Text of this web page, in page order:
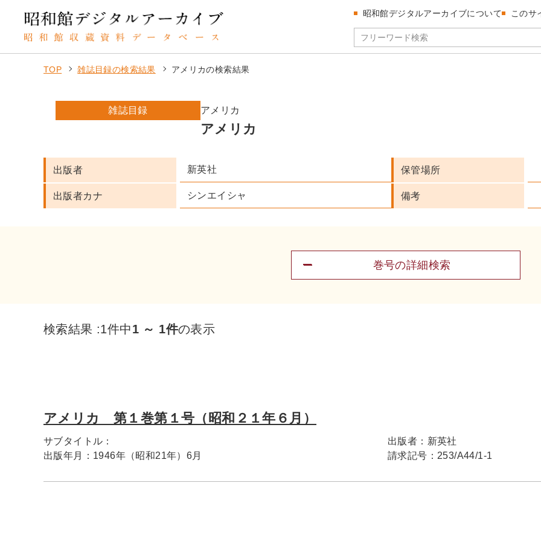
昭和館デジタルアーカイブについて このサ
TOP 雑誌目録の検索結果 アメリカの検索結果
雑誌目録 アメリカ
アメリカ
出版者 新英社 保管場所
出版者カナ シンエイシャ 備考
巻号の詳細検索
検索結果 :1件中1 ～ 1件の表示
アメリカ 第１巻第１号（昭和２１年６月）
サブタイトル： 出版者： 新英社
出版年月： 1946年（昭和21年）6月 請求記号： 253/A44/1-1